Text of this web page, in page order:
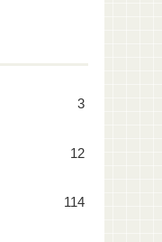
3
12
114